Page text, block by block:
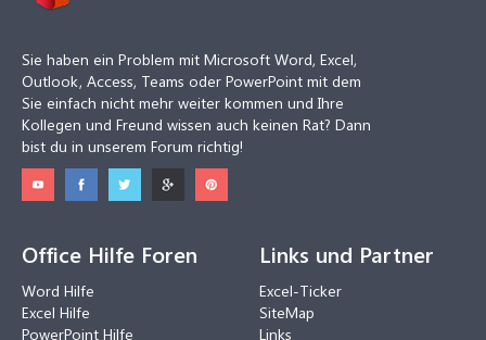
Sie haben ein Problem mit Microsoft Word, Excel,
Outlook, Access, Teams oder PowerPoint mit dem
Sie einfach nicht mehr weiter kommen und Ihre
Kollegen und Freund wissen auch keinen Rat? Dann
bist du in unserem Forum richtig!
Office Hilfe Foren
Word Hilfe
Excel Hilfe
PowerPoint Hilfe
Links und Partner
Excel-Ticker
SiteMap
Links